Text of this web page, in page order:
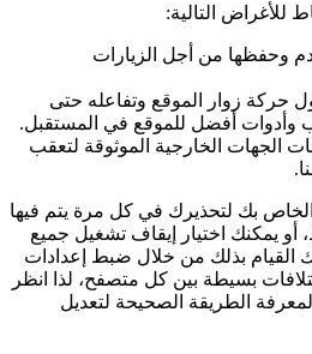
للأغراض التالية:
وحفظها من أجل الزيارات
حركة زوار الموقع وتفاعله حتى
وأدوات أفضل للموقع في المستقبل.
الجهات الخارجية الموثوقة لتعقب
بك لتحذيرك في كل مرة يتم فيها
أو يمكنك اختيار إيقاف تشغيل جميع
القيام بذلك من خلال ضبط إعدادات
بسيطة بين كل متصفح، لذا انظر
الطريقة الصحيحة لتعديل